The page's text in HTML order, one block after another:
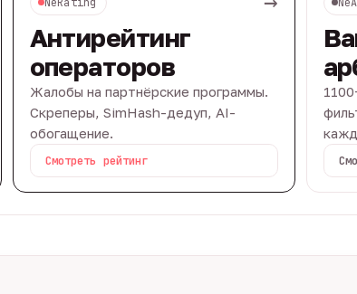
Антирейтинг
операторов
Жалобы на партнёрские программы.
Скреперы, SimHash-дедуп, AI-
обогащение.
Смотреть рейтинг